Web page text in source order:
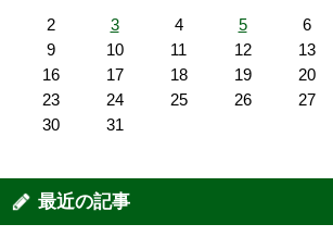
2
3 4 5 6
9
10 11 12 13
16
17 18 19 20
23
24 25 26 27
30
31
最近の記事